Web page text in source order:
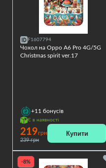
F1607794
Чохол на Oppo A6 Pro 4G/5G
Christmas spirit ver.17
+11 бонусів
Є в наявності
219грн
239 грн
Купити
-8%